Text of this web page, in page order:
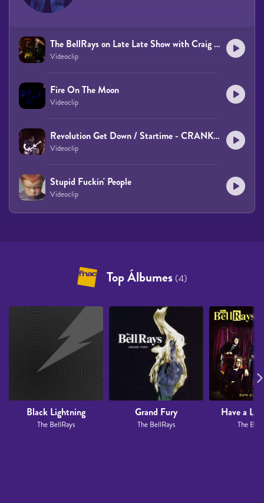
The BellRays on Late Late Show with Craig Ferguson
Videoclip
Fire On The Moon
Videoclip
Revolution Get Down / Startime - CRANKIN!
Videoclip
Stupid Fuckin' People
Videoclip
Top Álbumes (4)
Black Lightning
The BellRays
Grand Fury
The BellRays
Have a
The